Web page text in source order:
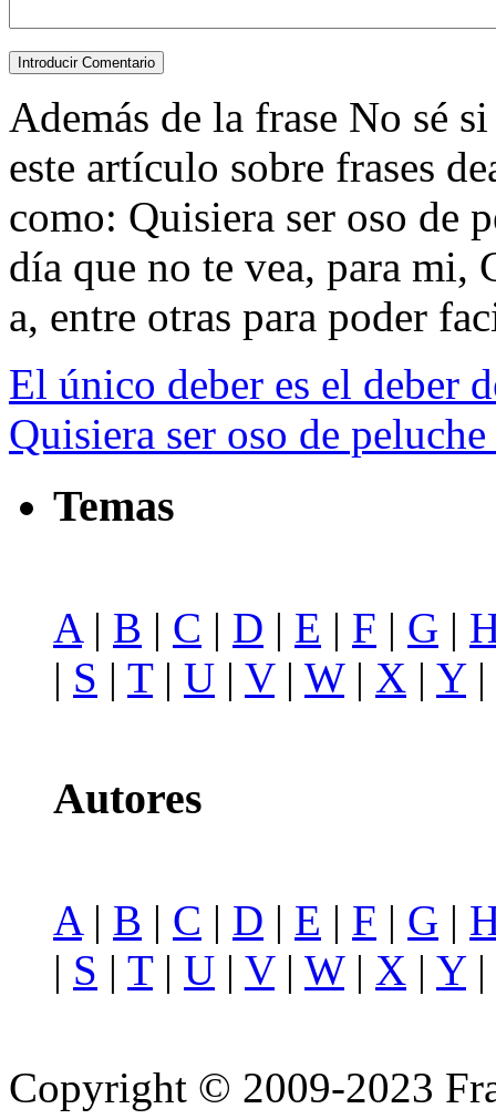
Además de la frase No sé
este artículo sobre frases
como: Quisiera ser oso de
día que no te vea, para mi,
a, entre otras para poder
El único deber es el deber
Quisiera ser oso de
Temas
A | B | C | D | E | F | G |
| S | T| U | V| W| X | Y|
Autores
A| B | C | D | E | F | G |
| S | T| U | V| W| X | Y|
Copyright © 2009-2023